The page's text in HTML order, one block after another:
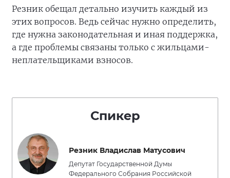
Резник обещал детально изучить каждый из
этих вопросов. Ведь сейчас нужно определить,
где нужна законодательная и иная поддержка,
а где проблемы связаны только с жильцами-
неплательщиками взносов.
Спикер
Резник Владислав Матусович
Депутат Государственной Думы
Федерального Собрания Российской